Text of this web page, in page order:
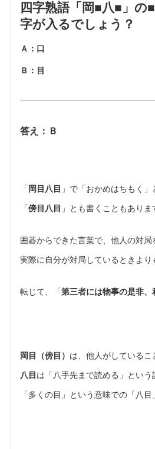
四字熟語「岡■八■」
字が入るでしょう？
Ａ：口
Ｂ：目
答え：Ｂ
「 岡目八目 」で「おかめはちもく」
「傍目八目 」とも書くこともありま
囲碁からできた言葉で、他人の対局
実際に自分が対局しているときより
転じて、「第三者には物事の是非
岡目（傍目） は、他人がしているこ
八目 は「八手先まで読める」という
「多くの目」という意味での「八